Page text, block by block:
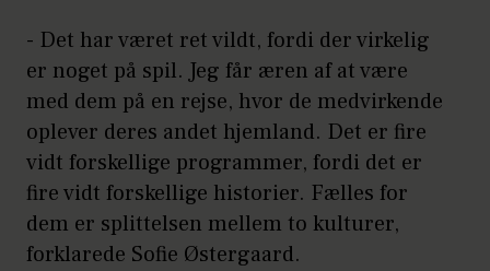
- Det har været ret vildt, fordi der virkelig
er noget på spil. Jeg får æren af at være
med dem på en rejse, hvor de medvirkende
oplever deres andet hjemland. Det er fire
vidt forskellige programmer, fordi det er
fire vidt forskellige historier. Fælles for
dem er splittelsen mellem to kulturer,
forklarede Sofie Østergaard.